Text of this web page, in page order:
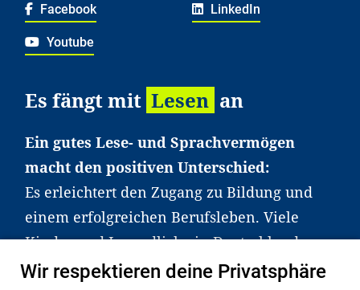
Facebook LinkedIn
Youtube
Es fängt mit Lesen an
Ein gutes Lese- und Sprachvermögen
macht den positiven Unterschied:
Es erleichtert den Zugang zu Bildung und
einem erfolgreichen Berufsleben. Viele
Kinder und Jugendliche in Deutschland
haben aber große Schwierigkeiten dabei.
Wir respektieren deine Privatsphäre